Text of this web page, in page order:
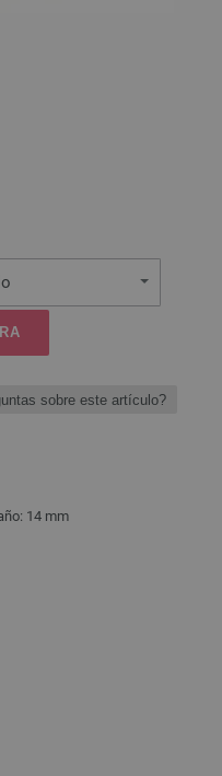
sobre este artículo?
14 mm